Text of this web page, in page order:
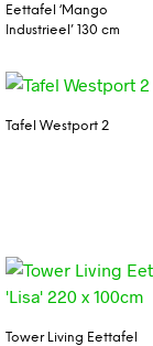
Eettafel ‘Mango
Industrieel’ 130 cm
Tafel Westport 2
Tower Living Eettafel